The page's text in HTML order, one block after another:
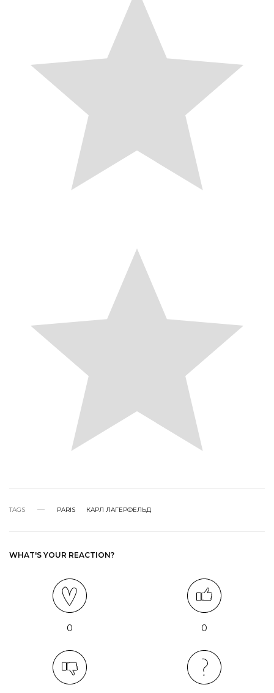
TAGS PARIS КАРЛ ЛАГЕРФЕЛЬД
WHAT'S YOUR REACTION?
0 0